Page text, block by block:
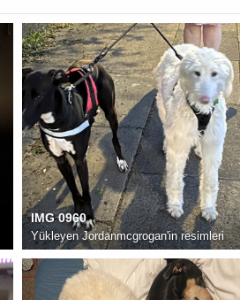
IMG 0960
YükleyenJordanmcgrogan'in resimleri